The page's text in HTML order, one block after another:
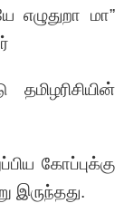
எழுதுறா மா”
கோப்புக்கு
இருந்தது.